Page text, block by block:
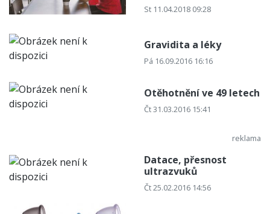
St 11.04.2018 09:28
Gravidita a léky
Pá 16.09.2016 16:16
Otěhotnění ve 49 letech
Čt 31.03.2016 15:41
Datace, přesnost
ultrazvuků
Čt 25.02.2016 14:56